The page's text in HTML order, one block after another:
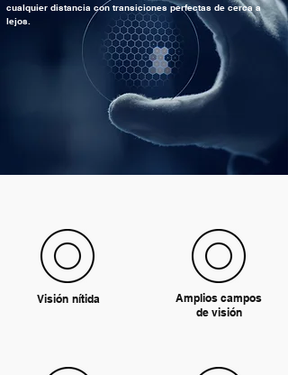
cualquier distancia con transiciones perfectas de cerca a
lejos.
Visión nítida
Amplios campos
de visión